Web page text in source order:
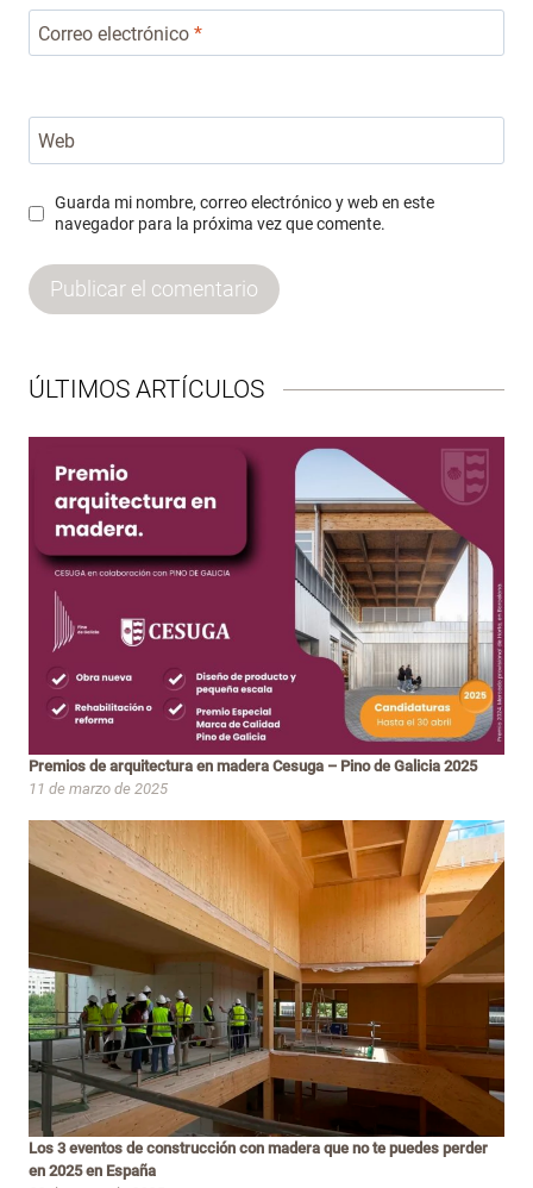
Correo electrónico *
Web
Guarda mi nombre, correo electrónico y web en este
navegador para la próxima vez que comente.
ÚLTIMOS ARTÍCULOS
Premios de arquitectura en madera Cesuga – Pino de Galicia 2025
11 de marzo de 2025
Los 3 eventos de construcción con madera que no te puedes perder
en 2025 en España